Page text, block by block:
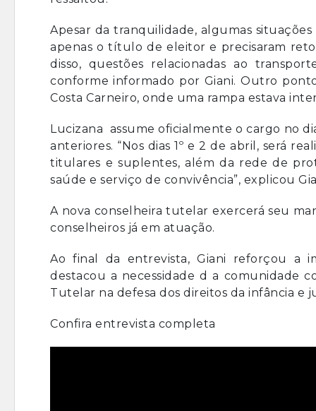
Apesar da tranquilidade, algumas
apenas o título de eleitor e precisaram
disso, questões relacionadas ao
conforme informado por Giani. Outro
Costa Carneiro, onde uma rampa estava
Lucizana assume oficialmente o cargo no
anteriores. “Nos dias 1º e 2 de abril, será
titulares e suplentes, além da rede de
saúde e serviço de convivência”, explicou
A nova conselheira tutelar exercerá seu
conselheiros já em atuação.
Ao final da entrevista, Giani reforçou a
destacou a necessidade d a comunidade
Tutelar na defesa dos direitos da infância e
Confira entrevista completa